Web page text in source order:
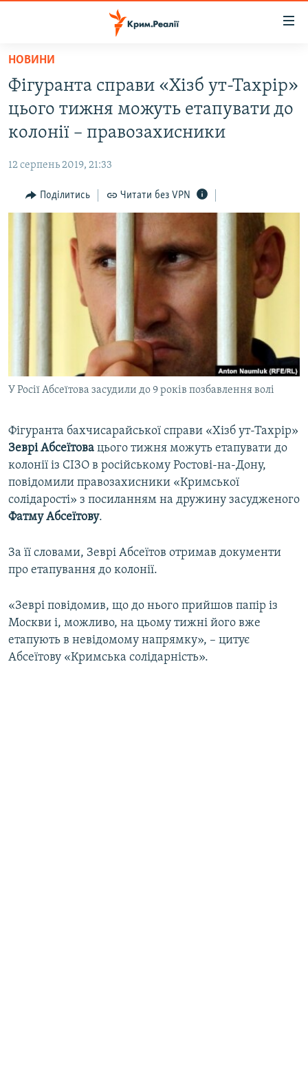
Перейти
основного
матеріалу
до
основної
навігації
Перейти
до
ВОДА.КРИМ
ВІДЕО ТА ФОТО
БЛОГИ
ПОГЛЯД
ВСЕ ЗА ДЕНЬ
СПЕЦПРОЕКТИ
ВІДЕОУРОКИ «ELIFBE»
СВІДЧЕННЯ ОКУПАЦІЇ
УКРАЇНСЬКА ПРОБЛЕМА КРИМУ
ІНФОГРАФІКА
ЯК ОБІЙТИ БЛОКУВАННЯ
ДОЛУЧАЙСЯ!
Усі сайти RFE/RL
НОВИНИ
Фігуранта справи «Хізб ут-Тахрір»
цього тижня можуть етапувати до
колонії – правозахисники
12 серпень 2019, 21:33
Поділитись Читати без VPN
У Росії Абсеїтова засудили до 9 років позбавлення волі
Фігуранта бахчисарайської справи «Хізб ут-Тахрір»
Зеврі Абсеїтова цього тижня можуть етапувати до
колонії із СІЗО в російському Ростові-на-Дону,
повідомили правозахисники «Кримської
солідарості» з посиланням на дружину засудженого
Фатму Абсеїтову.
За її словами, Зеврі Абсеїтов отримав документи
про етапування до колонії.
«Зеврі повідомив, що до нього прийшов папір із
Москви і, можливо, на цьому тижні його вже
етапують в невідомому напрямку», – цитує
Абсеїтову «Кримська солідарність».